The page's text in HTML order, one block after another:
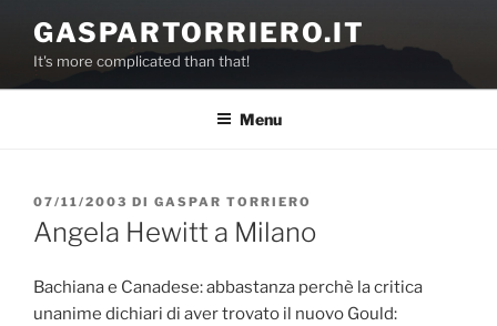
contenuto
GASPARTORRIERO.IT
It's more complicated than that!
Menu
PUBBLICATO
IL
07/11/2003 DI GASPAR TORRIERO
Angela Hewitt a Milano
Bachiana e Canadese: abbastanza perchè la critica
unanime dichiari di aver trovato il nuovo Gould: